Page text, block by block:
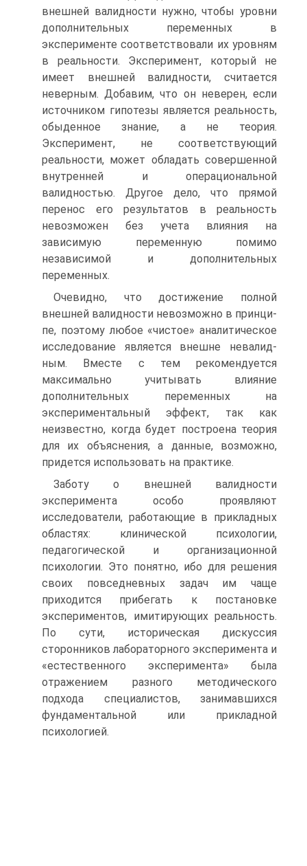
внешней валидности нужно, чтобы уровни
дополнительных переменных в
эксперименте со­ответствовали их уровням
в реальности. Эксперимент, который не
имеет внешней валидности, считается
неверным. Добавим, что он неверен, если
источником гипо­тезы является реальность,
обыденное знание, а не теория.
Эксперимент, не соответ­ствующий
реальности, может обладать совершенной
внутренней и операциональ­ной
валидностью. Другое дело, что прямой
перенос его результатов в реальность
невозможен без учета влияния на
зависимую переменную помимо
независимой и дополнительных
переменных.
Очевидно, что достижение полной
внешней валидности невозможно в принци­
пе, поэтому любое «чистое» аналитическое
исследование является внешне невалид­
ным. Вместе с тем рекомендуется
максимально учитывать влияние
дополнительных переменных на
экспериментальный эффект, так как
неизвестно, когда будет построена теория
для их объяснения, а данные, возможно,
придется использовать на практике.
Заботу о внешней валидности
эксперимента особо проявляют
исследователи, ра­ботающие в прикладных
областях: клинической психологии,
педагогической и орга­низационной
психологии. Это понятно, ибо для решения
своих повседневных задач им чаще
приходится прибегать к постановке
экспериментов, имитирующих реаль­ность.
По сути, историческая дискуссия
сторонников лабораторного эксперимента и
«естественного эксперимента» была
отражением разного методического
подхода специалистов, занимавшихся
фундаментальной или прикладной
психологией.